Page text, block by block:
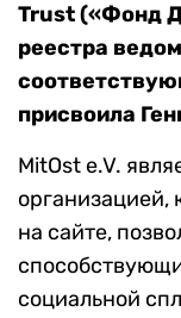
Trust («Фонд
реестра
присвоила
MitOst e.V.
организацией,
на сайте,
социальной